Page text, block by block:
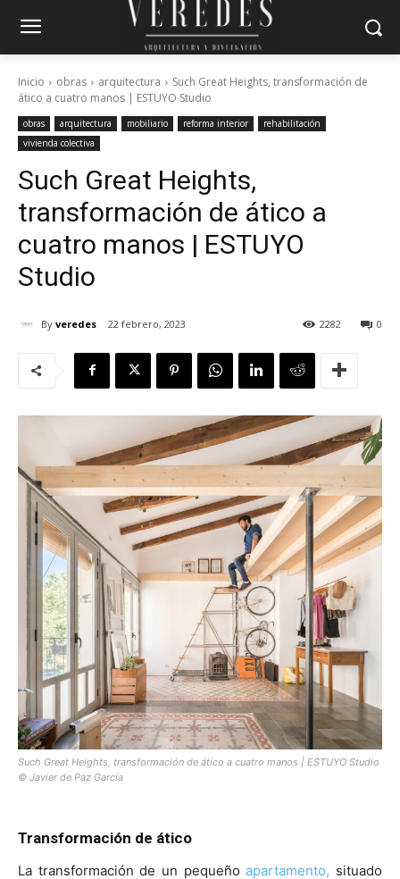
Inicio obras arquitectura
Such Great Heights, transformación de
ático a cuatro manos | ESTUYO Studio
obras arquitectura mobiliario reforma interior
rehabilitación
vivienda colectiva
Such Great Heights,
transformación de ático a
cuatro manos | ESTUYO
Studio
By veredes 22 febrero, 2023 0
2282
Such Great Heights, transformación de ático a cuatro manos | ESTUYO Studio
© Javier de Paz García
Transformación de ático
La transformación de un pequeñoapartamento, situado